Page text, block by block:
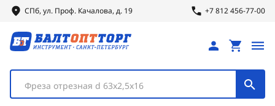
СПб, ул. Проф. Качалова, д. 19 +7 812 456-77-00
Фреза отрезная d 63х2,5х16